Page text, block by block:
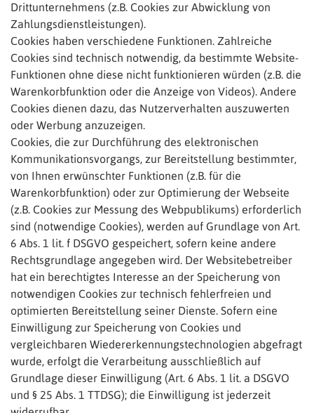
Drittunternehmens (z.B. Cookies zur Abwicklung von
Zahlungsdienstleistungen).
Cookies haben verschiedene Funktionen. Zahlreiche
Cookies sind technisch notwendig, da bestimmte Website-
Funktionen ohne diese nicht funktionieren würden (z.B. die
Warenkorbfunktion oder die Anzeige von Videos). Andere
Cookies dienen dazu, das Nutzerverhalten auszuwerten
oder Werbung anzuzeigen.
Cookies, die zur Durchführung des elektronischen
Kommunikationsvorgangs, zur Bereitstellung bestimmter,
von Ihnen erwünschter Funktionen (z.B. für die
Warenkorbfunktion) oder zur Optimierung der Webseite
(z.B. Cookies zur Messung des Webpublikums) erforderlich
sind (notwendige Cookies), werden auf Grundlage von Art.
6 Abs. 1 lit. f DSGVO gespeichert, sofern keine andere
Rechtsgrundlage angegeben wird. Der Websitebetreiber
hat ein berechtigtes Interesse an der Speicherung von
notwendigen Cookies zur technisch fehlerfreien und
optimierten Bereitstellung seiner Dienste. Sofern eine
Einwilligung zur Speicherung von Cookies und
vergleichbaren Wiedererkennungstechnologien abgefragt
wurde, erfolgt die Verarbeitung ausschließlich auf
Grundlage dieser Einwilligung (Art. 6 Abs. 1 lit. a DSGVO
und § 25 Abs. 1 TTDSG); die Einwilligung ist jederzeit